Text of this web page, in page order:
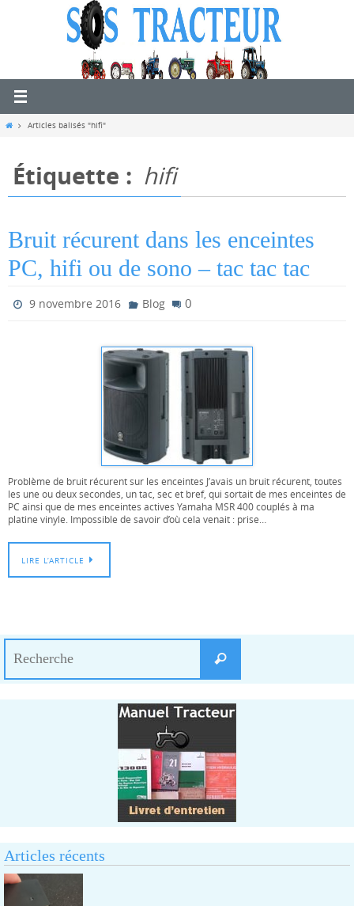
HomeArticles balisés "hifi"
Étiquette : hifi
Bruit récurent dans les enceintes
PC, hifi ou de sono – tac tac tac
9 novembre 2016 Blog 0
Problème de bruit récurent sur les enceintes J’avais un bruit récurent, toutes
les une ou deux secondes, un tac, sec et bref, qui sortait de mes enceintes de
PC ainsi que de mes enceintes actives Yamaha MSR 400 couplés à ma
platine vinyle. Impossible de savoir d’où cela venait : prise…
LIRE L’ARTICLE
Recherche
Articles récents